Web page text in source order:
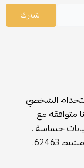
اشترك
الشخصي
متوافقة مع
حساسة .